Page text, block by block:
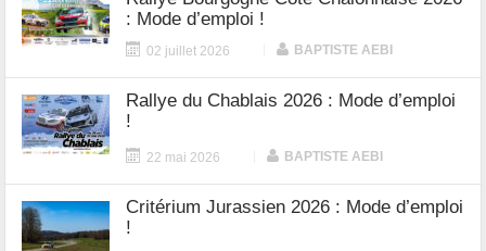
: Mode d’emploi !
02 juillet 2026 BAPTISTE AEBI
Rallye du Chablais 2026 : Mode d’emploi
!
22 mai 2026 BAPTISTE AEBI
Critérium Jurassien 2026 : Mode d’emploi
!